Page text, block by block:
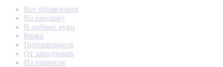
Все объявления
На продажу
В добрые руки
Вязка
Потерявшиеся
От заводчиков
Из приютов